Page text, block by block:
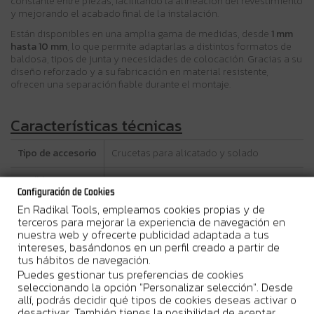
y mejorando el acabado final de la instalación.
Están disponibles en una amplia gama de medidas, desde 1 mm
hasta 10 mm, lo que permite adaptarlas a distintos formatos de
baldosa, tipos de junta y necesidades de colocación. Gracias a su
diseño reforzado y a su fabricación en material resistente,
ofrecen una separación fiable durante el montaje.
Características técnicas
Tipo de accesorio
Crucetas para alicatado y solado
Medidas
disponibles
1, 1.5, 2, 3, 4, 5, 6, 7, 8 y 10 mm
Función principal
Separación y alineación uniforme de
baldosas
Material
Material plástico de alta resistencia
Uso
Pavimentos y revestimientos
Configuración de Cookies
En Radikal Tools, empleamos cookies propias y de
terceros para mejorar la experiencia de navegación en
nuestra web y ofrecerte publicidad adaptada a tus
intereses, basándonos en un perfil creado a partir de
tus hábitos de navegación.
Puedes gestionar tus preferencias de cookies
seleccionando la opción "Personalizar selección". Desde
allí, podrás decidir qué tipos de cookies deseas activar o